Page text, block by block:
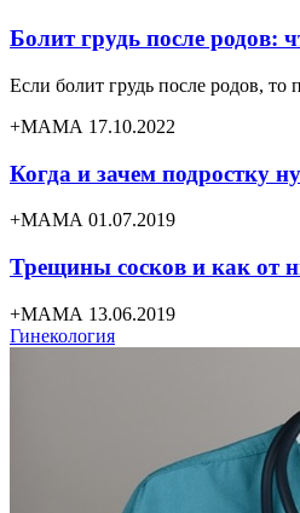
Болит грудь после родов:
Если болит грудь после родов, то
+МАМА 17.10.2022
Когда и зачем подростку
+МАМА 01.07.2019
Трещины сосков и как от
+МАМА 13.06.2019
Гинекология